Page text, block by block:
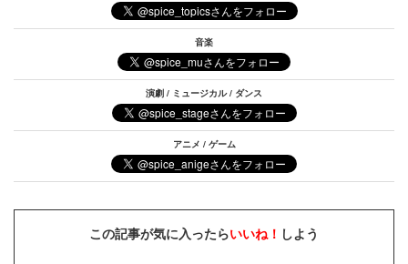
音楽
演劇 / ミュージカル / ダンス
アニメ / ゲーム
この記事が気に入ったらいいね！ しよう